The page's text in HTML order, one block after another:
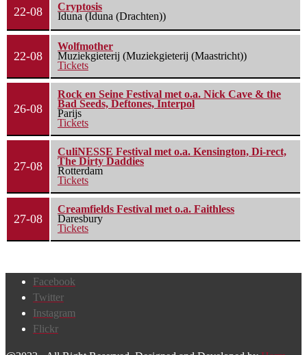
22-08
Cryptosis
Iduna (Iduna (Drachten))
22-08
Wolfmother
Muziekgieterij (Muziekgieterij (Maastricht))
Tickets
26-08
Rock en Seine Festival met o.a. Nick Cave & the
Bad Seeds, Deftones, Interpol
Parijs
Tickets
27-08
CuliNESSE Festival met o.a. Kensington, Di-rect,
The Dirty Daddies
Rotterdam
Tickets
27-08
Creamfields Festival met o.a. Faithless
Daresbury
Tickets
Facebook
Twitter
Instagram
Flickr